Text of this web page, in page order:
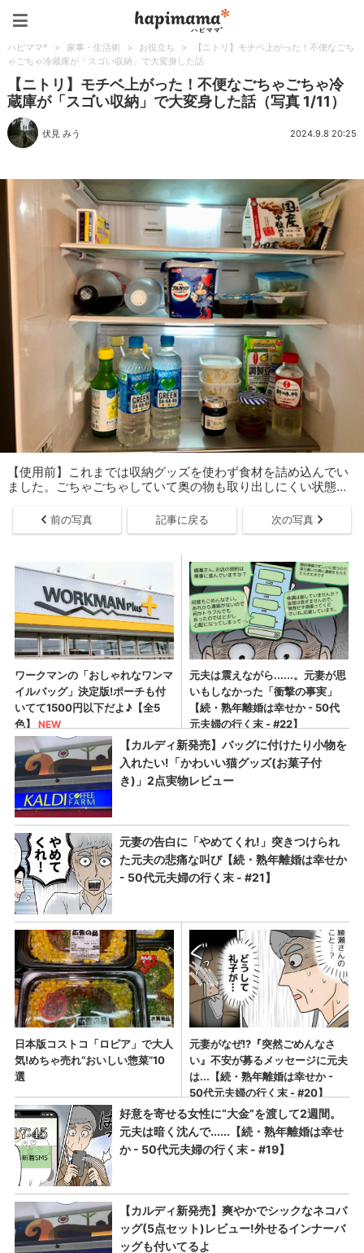
ハピママ* > 家事・生活術 > お役立ち >
【ニトリ】モチベ上がった！不便なごち
ゃごちゃ冷蔵庫が「スゴい収納」で大変身した話
【ニトリ】モチベ上がった！不便なごちゃごちゃ冷
蔵庫が「スゴい収納」で大変身した話（写真 1/11）
伏見 みう 2024.9.8 20:25
【使用前】これまでは収納グッズを使わず食材を詰め込んでい
ました。ごちゃごちゃしていて奥の物も取り出しにくい状態…
前の写真 記事に戻る 次の写真